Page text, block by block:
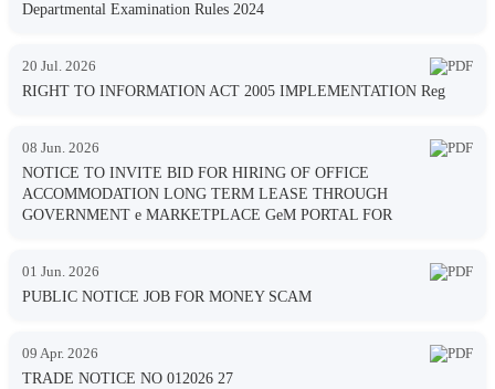
Departmental Examination Rules 2024
20 Jul. 2026
RIGHT TO INFORMATION ACT 2005 IMPLEMENTATION Reg
08 Jun. 2026
NOTICE TO INVITE BID FOR HIRING OF OFFICE
ACCOMMODATION LONG TERM LEASE THROUGH
GOVERNMENT e MARKETPLACE GeM PORTAL FOR
01 Jun. 2026
PUBLIC NOTICE JOB FOR MONEY SCAM
09 Apr. 2026
TRADE NOTICE NO 012026 27